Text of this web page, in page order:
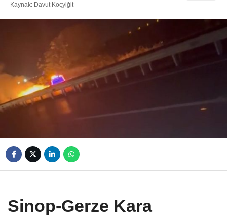
Kaynak: Davut Koçyiğit
Sinop-Gerze Kara